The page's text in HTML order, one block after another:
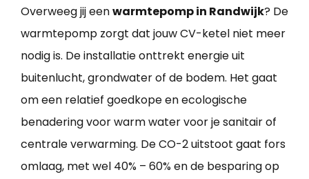
Overweeg jij eenwarmtepomp in Randwijk? De
warmtepomp zorgt dat jouw CV-ketel niet meer
nodig is. De installatie onttrekt energie uit
buitenlucht, grondwater of de bodem. Het gaat
om een relatief goedkope en ecologische
benadering voor warm water voor je sanitair of
centrale verwarming. De CO-2 uitstoot gaat fors
omlaag, met wel 40% – 60% en de besparing op